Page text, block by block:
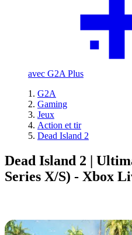
avec G2A Plus
G2A
Gaming
Jeux
Action et tir
Dead Island 2
Dead Island 2 |
Series X/S) - Xbox